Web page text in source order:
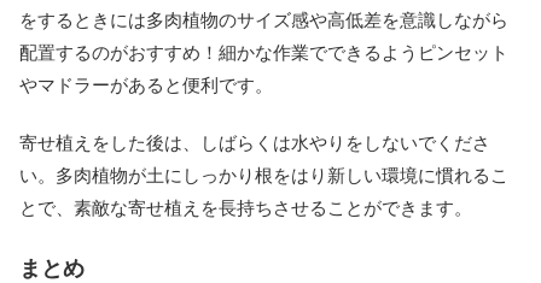
をするときには多肉植物のサイズ感や高低差を意識しながら
配置するのがおすすめ！細かな作業でできるようピンセット
やマドラーがあると便利です。
寄せ植えをした後は、しばらくは水やりをしないでくださ
い。多肉植物が土にしっかり根をはり新しい環境に慣れるこ
とで、素敵な寄せ植えを長持ちさせることができます。
まとめ